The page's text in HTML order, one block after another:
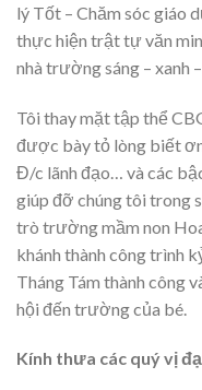
lý Tốt – Chăm sóc giáo
thực hiện trật tự văn
nhà trường sáng – xanh
Tôi thay mặt tập thể
đ­ược bày tỏ lòng biết ơn
Đ/c lãnh đạo… và các
giúp đỡ chúng tôi trong
trò tr­ường mầm non
khánh thành công trình
Tháng Tám thành công
hội đến tr­ường của bé.
Kính th­ưa các quý vị